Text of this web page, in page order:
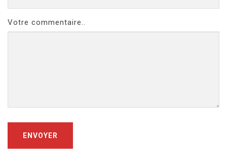
Votre commentaire..
ENVOYER